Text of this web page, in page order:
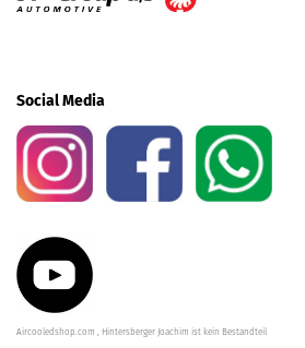
Social Media
Aircooledshop.com , Hintersberger Joachim ist kein Bestandteil